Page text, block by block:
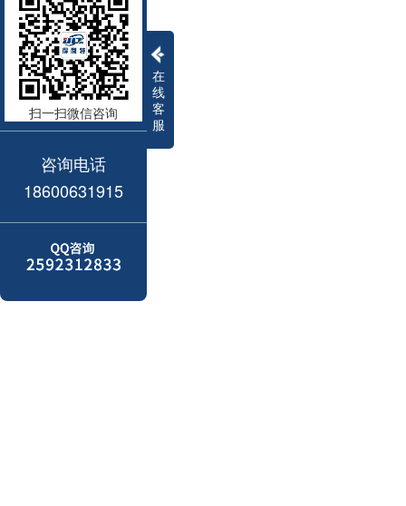
在
线
客
服
扫一扫微信咨询
咨询电话
18600631915